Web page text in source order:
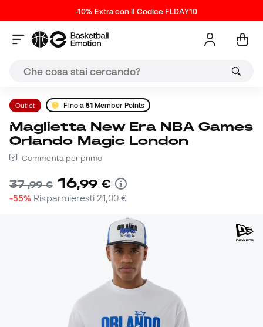
-10% Extra con il Codice FLDAY10
Outlet Fino a51 Member Points
Maglietta New Era NBA Games
Orlando Magic London
Commenta per primo
37,99 € 16,99 €
-55% Risparmieresti 21,00 €